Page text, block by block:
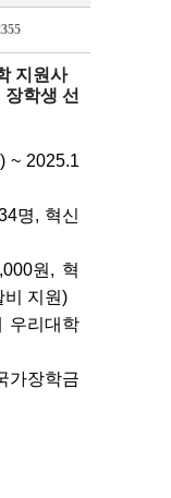
지원사
학생 선
~ 2025.1
명, 혁신
원, 혁
비 지원)
우리대학
가장학금